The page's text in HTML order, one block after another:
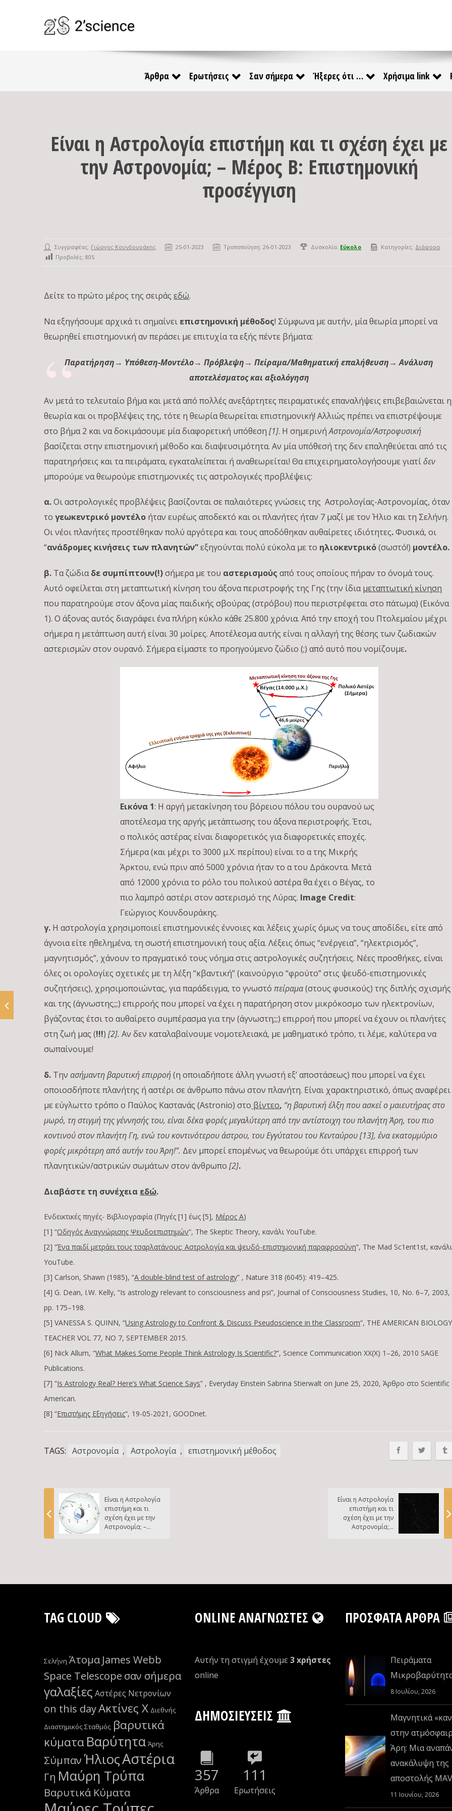
Άρθρα Ερωτήσεις Σαν σήμερα Ήξερες ότι … Χρήσιμα link
Είναι η Αστρολογία επιστήμη και τι σχέση έχει με
την Αστρονομία; – Μέρος Β: Επιστημονική
προσέγγιση
Συγγραφέας: Γιώργος Κουνδουράκης 25-01-2023 Τροποποίηση: 26-01-2023 Δυσκολία: Εύκολο Κατηγορίες: Διάφορα
Προβολές: 805
Δείτε το πρώτο μέρος της σειράςεδώ.
Να εξηγήσουμε αρχικά τι σημαίνει επιστημονική μέθοδος! Σύμφωνα με αυτήν, μία θεωρία μπορεί να
θεωρηθεί επιστημονική αν περάσει με επιτυχία τα εξής πέντε βήματα:
Παρατήρηση→ Υπόθεση-Μοντέλο→ Πρόβλεψη→ Πείραμα/Μαθηματική επαλήθευση→ Ανάλυση
αποτελέσματος και αξιολόγηση
Αν μετά το τελευταίο βήμα και μετά από πολλές ανεξάρτητες πειραματικές επαναλήψεις επιβεβαιώνεται η
θεωρία και οι προβλέψεις της, τότε η θεωρία θεωρείται επιστημονική! Αλλιώς πρέπει να επιστρέψουμε
στο βήμα 2 και να δοκιμάσουμε μία διαφορετική υπόθεση [1]. Η σημερινήΑστρονομία/Αστροφυσική
βασίζεται στην επιστημονική μέθοδο και διαψευσιμότητα. Αν μία υπόθεσή της δεν επαληθεύεται από τις
παρατηρήσεις και τα πειράματα, εγκαταλείπεται ή αναθεωρείται! Θα επιχειρηματολογήσουμε γιατίδεν
μπορούμε να θεωρούμε επιστημονικές τις αστρολογικές προβλέψεις:
α.Οι αστρολογικές προβλέψεις βασίζονται σε παλαιότερες γνώσεις της Αστρολογίας-Αστρονομίας, όταν
τογεωκεντρικό μοντέλο ήταν ευρέως αποδεκτό και οι πλανήτες ήταν 7 μαζί με τον Ήλιο και τη Σελήνη.
Οι νέοι πλανήτες προστέθηκαν πολύ αργότερα και τους αποδόθηκαν αυθαίρετες ιδιότητες.Φυσικά, οι
“ανάδρομες κινήσεις των πλανητών”εξηγούνται πολύ εύκολα με το ηλιοκεντρικό(σωστό!) μοντέλο.
β. Τα ζώδιαδε συμπίπτουν(!)σήμερα με του αστερισμούς από τους οποίους πήραν το όνομά τους.
Αυτό οφείλεται στη μεταπτωτική κίνηση του άξονα περιστροφής της Γης (την ίδιαμεταπτωτική κίνηση
που παρατηρούμε στον άξονα μίας παιδικής σβούρας (στρόβου) που περιστρέφεται στο πάτωμα) (Εικόνα
1). Ο άξονας αυτός διαγράφει ένα πλήρη κύκλο κάθε 25.800 χρόνια. Από την εποχή του Πτολεμαίου μέχρι
σήμερα η μετάπτωση αυτή είναι 30 μοίρες. Αποτέλεσμα αυτής είναι η αλλαγή της θέσης των ζωδιακών
αστερισμών στον ουρανό. Σήμερα είμαστε το προηγούμενο ζώδιο (;) από αυτό που νομίζουμε.
Εικόνα 1: Η αργή μετακίνηση του βόρειου πόλου του ουρανού ως
αποτέλεσμα της αργής μετάπτωσης του άξονα περιστροφής. Έτσι,
ο πολικός αστέρας είναι διαφορετικός για διαφορετικές εποχές.
Σήμερα (και μέχρι το 3000 μ.Χ. περίπου) είναι το α της Μικρής
Άρκτου, ενώ πριν από 5000 χρόνια ήταν το α του Δράκοντα. Μετά
από 12000 χρόνια το ρόλο του πολικού αστέρα θα έχει ο Βέγας, το
πιο λαμπρό αστέρι στον αστερισμό της Λύρας. Image Credit:
Γεώργιος Κουνδουράκης.
γ. Η αστρολογία χρησιμοποιεί επιστημονικές έννοιες και λέξεις χωρίς όμως να τους αποδίδει, είτε από
άγνοια είτε ηθελημένα, τη σωστή επιστημονική τους αξία. Λέξεις όπως “ενέργεια”, “ηλεκτρισμός”,
μαγνητισμός”, χάνουν το πραγματικό τους νόημα στις αστρολογικές συζητήσεις. Νέες προσθήκες, είναι
όλες οι ορολογίες σχετικές με τη λέξη “κβαντική” (καινούργιο “φρούτο” στις ψευδό-επιστημονικές
συζητήσεις), χρησιμοποιώντας, για παράδειγμα, το γνωστό πείραμα(στους φυσικούς) της διπλής σχισμής
και της (άγνωστης;;;) επιρροής που μπορεί να έχει η παρατήρηση στον μικρόκοσμο των ηλεκτρονίων,
βγάζοντας έτσι το αυθαίρετο συμπέρασμα για την (άγνωστη;;;) επιρροή που μπορεί να έχουν οι πλανήτες
στη ζωή μας (!!!)[2]. Αν δεν καταλαβαίνουμε νομοτελειακά, με μαθηματικό τρόπο, τι λέμε, καλύτερα να
σωπαίνουμε!
δ. Τηνασήμαντη βαρυτική επιρροή(η οποιαδήποτε άλλη γνωστή εξ’ αποστάσεως) που μπορεί να έχει
οποιοσδήποτε πλανήτης ή αστέρι σε άνθρωπο πάνω στον πλανήτη. Είναι χαρακτηριστικό, όπως αναφέρει
με εύγλωττο τρόπο ο Παύλος Καστανάς (Astronio) στο βίντεο, “η βαρυτική έλξη που ασκεί ο μαιευτήρας στο
μωρό, τη στιγμή της γέννησής του, είναι δέκα φορές μεγαλύτερη από την αντίστοιχη του πλανήτη Άρη, του πιο
κοντινού στον πλανήτη Γη, ενώ του κοντινότερου άστρου, του Εγγύτατου του Κενταύρου [13], ένα εκατομμύριο
φορές μικρότερη από αυτήν του Άρη!”. Δεν μπορεί επομένως να θεωρούμε ότι υπάρχει επιρροή των
πλανητικών/αστρικών σωμάτων στον άνθρωπο[2].
Διαβάστε τη συνέχεια εδώ.
Ενδεικτικές πηγές- Βιβλιογραφία (Πηγές [1] έως [5], Μέρος Α)
[1] “Οδηγός Αναγνώρισης Ψευδοεπιστημών“, The Skeptic Theory, κανάλι YouTube.
[2] “Ένα παιδί μετράει τους τσαρλατάνους: Αστρολογία και ψευδό-επιστημονική παραφροσύνη“, The Mad Sc1ent1st, κανάλι
YouTube.
[3] Carlson, Shawn (1985), “A double-blind test of astrology” , Nature 318 (6045): 419–425.
[4] G. Dean, I.W. Kelly, “Is astrology relevant to consciousness and psi”, Journal of Consciousness Studies, 10, No. 6–7, 2003,
pp. 175–198.
[5] VANESSA S. QUINN, “Using Astrology to Confront & Discuss Pseudoscience in the Classroom“, THE AMERICAN BIOLOGY
TEACHER VOL 77, NO 7, SEPTEMBER 2015.
[6] Nick Allum, “What Makes Some People Think Astrology Is Scientific?“, Science Communication XX(X) 1–26, 2010 SAGE
Publications.
[7] “Is Astrology Real? Here’s What Science Says” , Everyday Einstein Sabrina Stierwalt on June 25, 2020, Άρθρο στο Scientific
American.
[8] “Επιστήμης Εξηγήσεις“, 19-05-2021, GOODnet.
TAGS: Αστρονομία , Αστρολογία , επιστημονική μέθοδος
Είναι η Αστρολογία
επιστήμη και τι
σχέση έχει με την
Αστρονομία; –
Είναι η Αστρολογία
επιστήμη και τι
σχέση έχει με την
Αστρονομία; –
TAG CLOUD
Σελήνη Άτομα James Webb
Space Telescope σαν σήμερα
γαλαξίες Αστέρες Νετρονίων
on this dayΑκτίνες Χ Διεθνής
Διαστημικός Σταθμός βαρυτικά
κύματαΒαρύτητα Άρης
ΣύμπανΉλιοςΑστέρια
Γη Μαύρη Τρύπα
Βαρυτικά Κύματα
ONLINE ΑΝΑΓΝΏΣΤΕΣ
Αυτήν τη στιγμή έχουμε3 xρήστες
οnline
ΔΗΜΟΣΙΕΎΣΕΙΣ
357
Άρθρα
111
Ερωτήσεις
ΠΡΌΣΦΑΤΑ ΆΡΘΡΑ
Πειράματα
8 Ιουλίου, 2026
Μαγνητικά
στην
Άρη: Μια
ανακάλυψη της
αποστολής
11 Ιουνίου, 2026